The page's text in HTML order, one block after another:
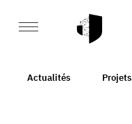
Actualités Projets